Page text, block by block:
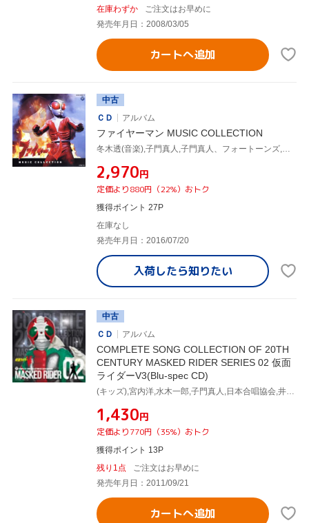
在庫わずか
ご注文はお早めに
発売年月日：2008/03/05
カートへ追加
中古
ＣＤ
アルバム
ファイヤーマン MUSIC COLLECTION
¥2,970円
定価より880円（22%）おトク
獲得ポイント 27P
在庫なし
発売年月日：2016/07/20
入荷したら知りたい
中古
ＣＤ
アルバム
COMPLETE SONG COLLECTION OF 20TH
CENTURY MASKED RIDER SERIES 02 仮面
ライダーV3(Blu-spec CD)
(キッズ),宮内洋,水木一郎,子門真人,日本合唱協会,井上裕子,コロムビアゆりかご会,ザ・スウィンガーズ
¥1,430円
定価より770円（35%）おトク
獲得ポイント 13P
残り1点
ご注文はお早めに
発売年月日：2011/09/21
カートへ追加